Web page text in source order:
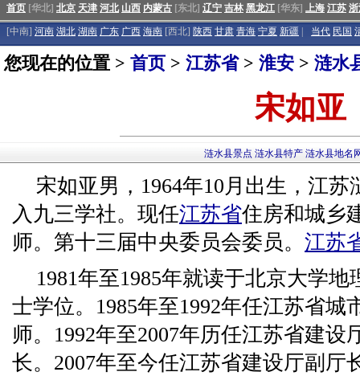
首页 [华北] 北京 天津 河北 山西 内蒙古 [东北] 辽宁 吉林 黑龙江 [华东] 上海 江苏
[中南] 河南 湖北 湖南 广东 广西 海南 [西北] 陕西 甘肃 青海 宁夏 新疆 当代 民国
您现在的位置 > 首页 > 江苏省> 淮安 > 涟水
宋如亚
涟水县景点 涟水县特产 涟水县地名
宋如亚男，1964年10月出生，江苏
入九三学社。现任江苏省住房和城乡
师。第十三届中央委员会委员。 江苏
1981年至1985年就读于北京大学
士学位。1985年至1992年任江苏省城
师。1992年至2007年历任江苏省建
长。2007年至今任江苏省建设厅副厅